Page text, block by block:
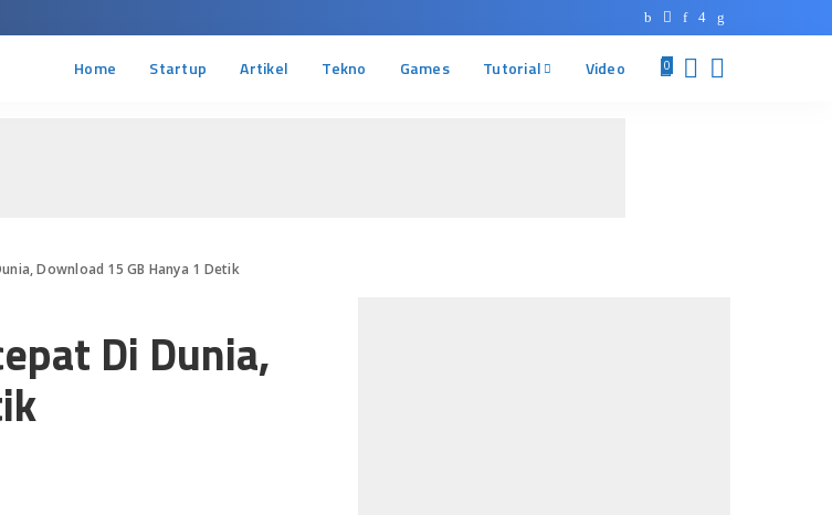
Home Startup Artikel Tekno Games Tutorial Video 0
Download 15 GB Hanya 1 Detik
Di Dunia,